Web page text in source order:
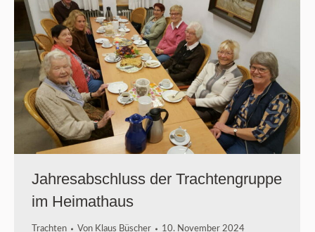
Jahresabschluss der Trachtengruppe
im Heimathaus
Trachten Von Klaus Büscher 10. November 2024